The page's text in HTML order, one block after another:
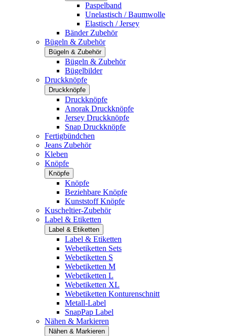
Paspelband
Unelastisch / Baumwolle
Elastisch / Jersey
Bänder Zubehör
Bügeln & Zubehör
Bügeln & Zubehör
Bügeln & Zubehör
Bügelbilder
Druckknöpfe
Druckknöpfe
Druckknöpfe
Anorak Druckknöpfe
Jersey Druckknöpfe
Snap Druckknöpfe
Fertigbündchen
Jeans Zubehör
Kleben
Knöpfe
Knöpfe
Knöpfe
Beziehbare Knöpfe
Kunststoff Knöpfe
Kuscheltier-Zubehör
Label & Etiketten
Label & Etiketten
Label & Etiketten
Webetiketten Sets
Webetiketten S
Webetiketten M
Webetiketten L
Webetiketten XL
Webetiketten Konturenschnitt
Metall-Label
SnapPap Label
Nähen & Markieren
Nähen & Markieren